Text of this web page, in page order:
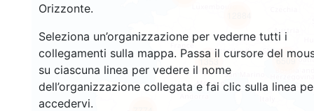
Orizzonte.
Seleziona un’organizzazione per vederne tutti i
collegamenti sulla mappa. Passa il cursore del
su ciascuna linea per vedere il nome
dell’organizzazione collegata e fai clic sulla linea
accedervi.
1353 6509